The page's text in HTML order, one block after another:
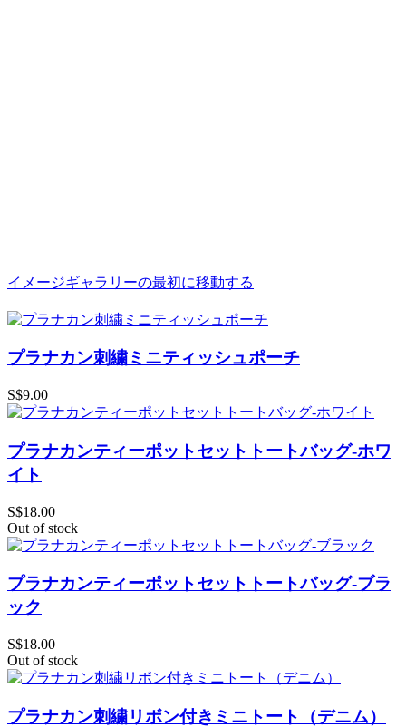
イメージギャラリーの最初に移動する
プラナカン刺繍ミニティッシュポーチ
S$9.00
プラナカンティーポットセットトートバッグ-ホワ
イト
S$18.00
Out of stock
プラナカンティーポットセットトートバッグ-ブラ
ック
S$18.00
Out of stock
プラナカン刺繍リボン付きミニトート（デニム）